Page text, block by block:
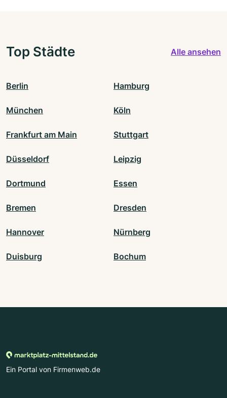
Top Städte Alle ansehen
Berlin Hamburg
München Köln
Frankfurt am Main Stuttgart
Düsseldorf Leipzig
Dortmund Essen
Bremen Dresden
Hannover Nürnberg
Duisburg Bochum
Ein Portal von Firmenweb.de